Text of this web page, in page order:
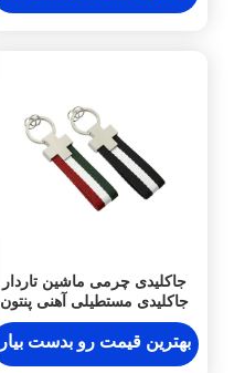
جاکلیدی چرمی ماشین تاردار
جاکلیدی مستطیلی آهنی پنتون
آویزان
بهترین قیمت رو بدست بیار